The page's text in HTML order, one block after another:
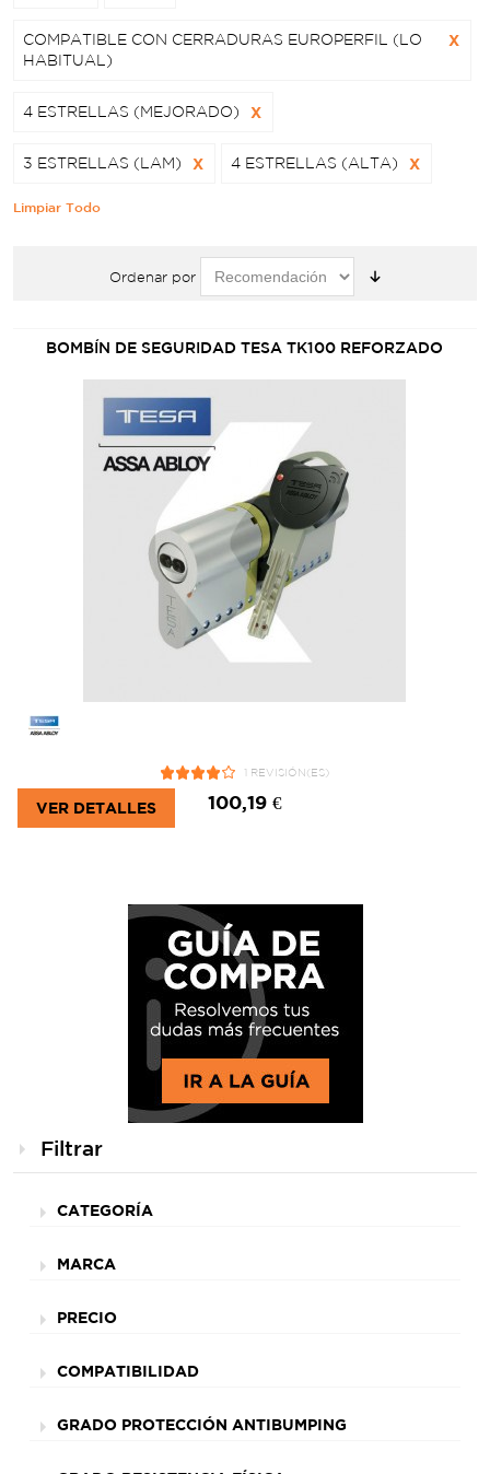
COMPATIBLE CON CERRADURAS EUROPERFIL (LO
HABITUAL)
X
4 ESTRELLAS (MEJORADO) X
3 ESTRELLAS (LAM) X 4 ESTRELLAS (ALTA) X
Limpiar Todo
Ordenar por
BOMBÍN DE SEGURIDAD TESA TK100 REFORZADO
1 REVISIÓN(ES)
100,19 €
VER DETALLES
Filtrar
CATEGORÍA
MARCA
PRECIO
COMPATIBILIDAD
GRADO PROTECCIÓN ANTIBUMPING